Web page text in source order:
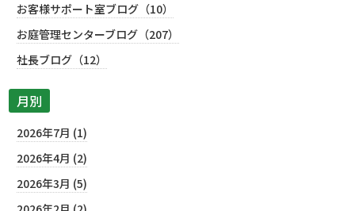
お客様サポート室ブログ（10）
お庭管理センターブログ（207）
社長ブログ（12）
月別
2026年7月 (1)
2026年4月 (2)
2026年3月 (5)